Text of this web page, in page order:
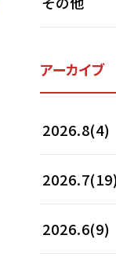
アーカイブ
2026.8(4)
2026.6(9)